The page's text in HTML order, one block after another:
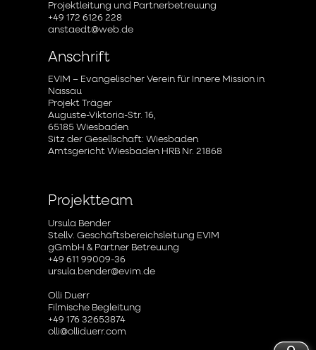
Projektleitung und Partnerbetreuung
+49 172 6126 228
anstaedt@web.de
Anschrift
EVIM – Evangelischer Verein für Innere Mission in
Nassau
Projekt Träger
Auguste-Viktoria-Str. 16,
65185 Wiesbaden
Sitz der Gesellschaft: Wiesbaden
Amtsgericht Wiesbaden HRB Nr. 21868
Projektteam
Ursula Bender
Stellv. Geschäftsbereichsleitung EVIM
gGmbH & Partner Betreuung
+49 611 99009-36
ursula.bender@evim.de
Olli Duerr
Filmische Begleitung
+49 176 32653874
olli@olliduerr.com